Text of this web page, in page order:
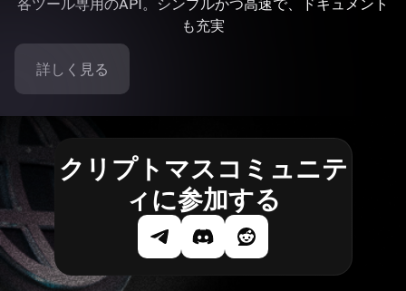
各ツール専用のAPI。シンプルかつ高速で、ドキュメント
も充実
詳しく見る
クリプトマスコミュニテ
ィに参加する